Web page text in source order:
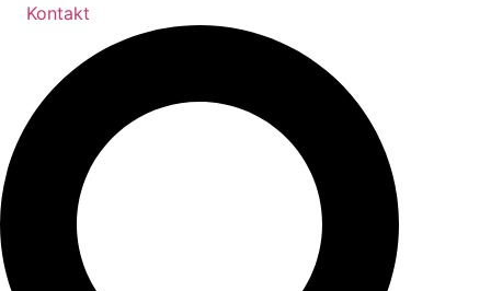
Kontakt